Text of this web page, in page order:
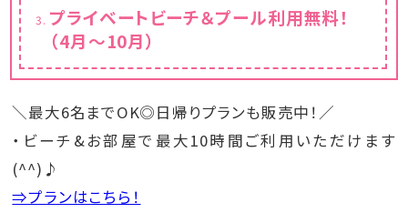
プライベートビーチ＆プール利用無料！
（4月～10月）
＼最大6名までOK◎日帰りプランも販売中！／
・ビーチ&お部屋で最大10時間ご利用いただけます
(^^)♪
⇒プランはこちら！